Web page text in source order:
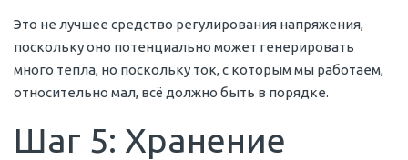
Это не лучшее средство регулирования напряжения,
поскольку оно потенциально может генерировать
много тепла, но поскольку ток, с которым мы работаем,
относительно мал, всё должно быть в порядке.
Шаг 5: Хранение